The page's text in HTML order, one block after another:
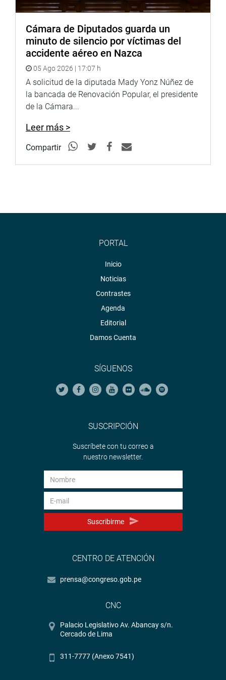
Twitter:https://twitter.com/congresoperu
Youtube:http://www.youtube.com/congresoperu
Cámara de Diputados guarda un
minuto de silencio por víctimas del
accidente aéreo en Nazca
05 Ago 2026 | 17:07 h
A solicitud de la diputada Mady Yonz Núñez de
la bancada de Renovación Popular, el presidente
de la Cámara...
Leer más >
Compartir
PORTAL
Inicio
Noticias
Contrastes
Agenda
Editorial
Damos Cuenta
SÍGUENOS
SUSCRIPCIÓN
Suscríbete con tu correo a
nuestro newsletter.
Suscribirme
CENTRO DE ATENCIÓN
prensa@congreso.gob.pe
CNC
Palacio Legislativo Av. Abancay s/n.
Cercado de Lima
311-7777 (Anexo 7541)